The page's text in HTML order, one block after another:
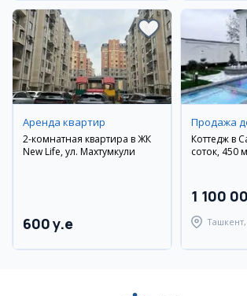
Аренда квартир
2-комнатная квартира в ЖК
New Life, ул. Махтумкули
600 y.e
Продажа
Коттедж в
соток, 450
1 100